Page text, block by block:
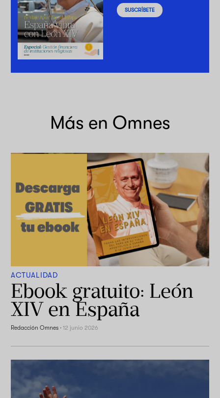
SUSCRÍBETE
Más en Omnes
ACTUALIDAD
Ebook gratuito: León
XIV en España
Redacción Omnes ·12 junio 2026